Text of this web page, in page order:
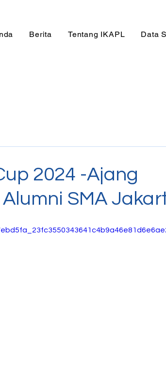
Berita Tentang IKAPL Data
2024 -Ajang
SMA